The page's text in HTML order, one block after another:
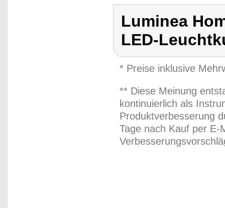
Luminea
LED-
* Preise inklusive
** Diese Meinung
kontinuierlich als
Produktverbesserung
Tage nach Kauf per E-